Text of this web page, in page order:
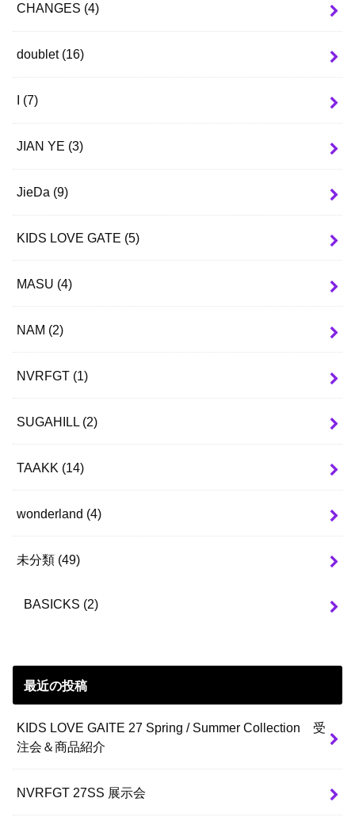
CHANGES (4)
doublet (16)
I (7)
JIAN YE (3)
JieDa (9)
KIDS LOVE GATE (5)
MASU (4)
NAM (2)
NVRFGT (1)
SUGAHILL (2)
TAAKK (14)
wonderland (4)
未分類 (49)
BASICKS (2)
最近の投稿
KIDS LOVE GAITE 27 Spring / Summer Collection 受
注会＆商品紹介
NVRFGT 27SS 展示会